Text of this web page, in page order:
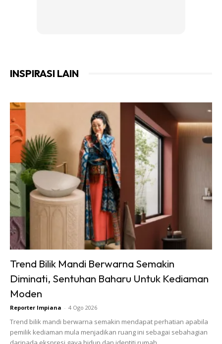
Selepas pagar disembur dengan de-rust, laplah
menggunakan tisu dapur supaya rata. Puas hati tengok
INSPIRASI LAIN
Trend Bilik Mandi Berwarna Semakin
Diminati, Sentuhan Baharu Untuk Kediaman
Moden
Reporter Impiana - 4 Ogo 2026
Trend bilik mandi berwarna semakin mendapat perhatian apabila
pemilik kediaman mula menjadikan ruang ini sebagai sebahagian